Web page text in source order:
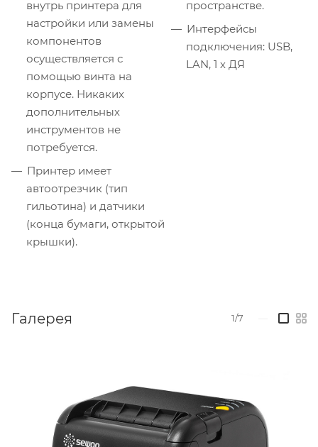
внутрь принтера для
настройки или замены
компонентов
осуществляется с
помощью винта на
корпусе. Никаких
дополнительных
инструментов не
потребуется.
Принтер имеет
автоотрезчик (тип
гильотина) и датчики
(конца бумаги, открытой
крышки).
пространстве.
Интерфейсы
подключения: USB,
LAN, 1 х ДЯ
Галерея 1/7